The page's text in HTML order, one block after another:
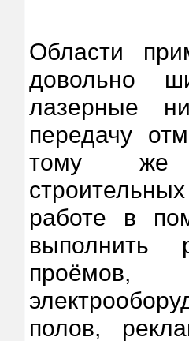
Области
довольно
лазерные
передачу
тому же
работе в
выполнить
проёмов,
полов,